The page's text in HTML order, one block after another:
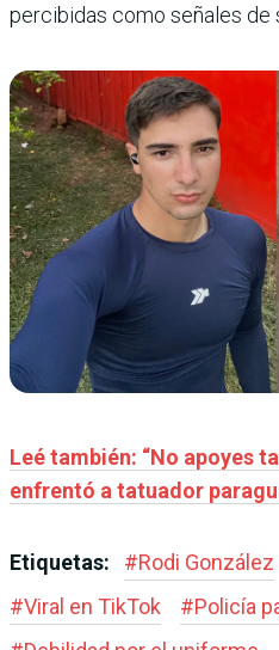
percibidas como señales de
Leé también: “No apoyes
enfrentó a tatuador
Etiquetas: #Rodi González
#Viral en TikTok #Policía